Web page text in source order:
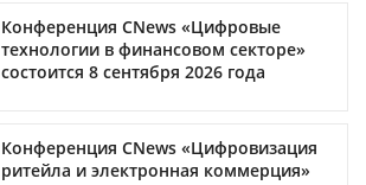
Конференция CNews «Цифровые
технологии в финансовом секторе»
состоится 8 сентября 2026 года
Конференция CNews «Цифровизация
ритейла и электронная коммерция»